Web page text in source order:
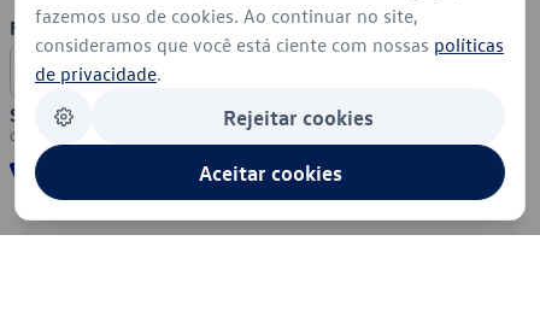
Formas de Pagamento
Segurança
fazemos uso de cookies. Ao continuar no site,
consideramos que você está ciente com nossas políticas
de privacidade.
Rejeitar cookies
Aceitar cookies